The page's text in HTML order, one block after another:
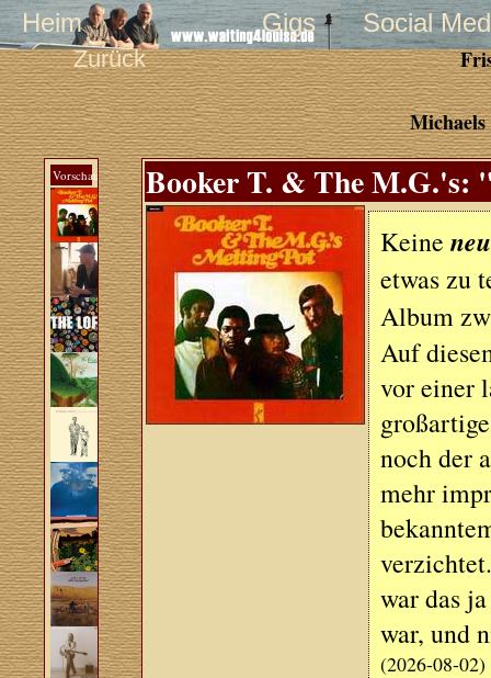
Heim Gigs Social
Zurück
Vorschau Booker T. & The M.G.'s:
Keine
etwas zu
Album
Auf
vor einer
noch der
mehr
war das
war, und
(2026-08-02)